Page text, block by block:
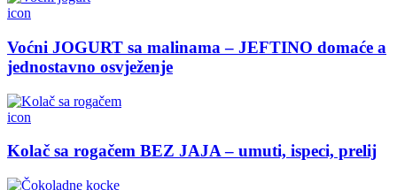
icon
Voćni JOGURT sa malinama – JEFTINO domaće a
jednostavno osvježenje
icon
Kolač sa rogačem BEZ JAJA – umuti, ispeci, prelij